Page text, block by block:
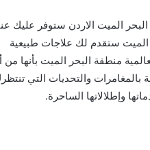
الميت الاردن ستوفر عليك
ستقدم لك علاجات طبيعية
منطقة البحر الميت بأنها
والتحديات التي
وإطلالاتها الساحرة.